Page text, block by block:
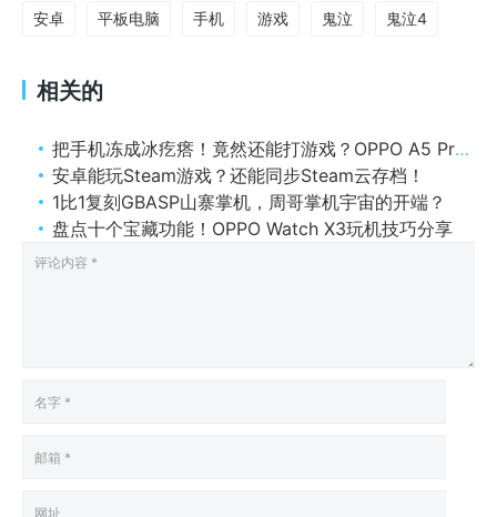
安卓 平板电脑 手机 游戏 鬼泣 鬼泣4
相关的
把手机冻成冰疙瘩！竟然还能打游戏？OPPO A5 Pro暴力测评
安卓能玩Steam游戏？还能同步Steam云存档！
1比1复刻GBASP山寨掌机，周哥掌机宇宙的开端？
盘点十个宝藏功能！OPPO Watch X3玩机技巧分享